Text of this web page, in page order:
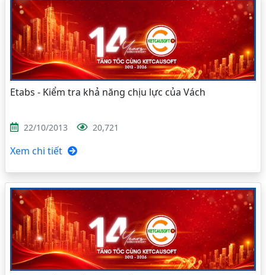
Etabs - Kiểm tra khả năng chịu lực của Vách
22/10/2013 20,721
Xem chi tiết